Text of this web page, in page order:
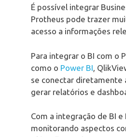
É possível integrar
Protheus pode trazer
acesso a informações
Para integrar o BI com o
como o Power BI ,
se conectar diretamente
gerar relatórios e
Com a integração de BI
monitorando aspectos